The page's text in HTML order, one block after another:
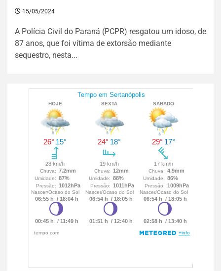
15/05/2024
A Polícia Civil do Paraná (PCPR) resgatou um idoso, de
87 anos, que foi vítima de extorsão mediante
sequestro, nesta...